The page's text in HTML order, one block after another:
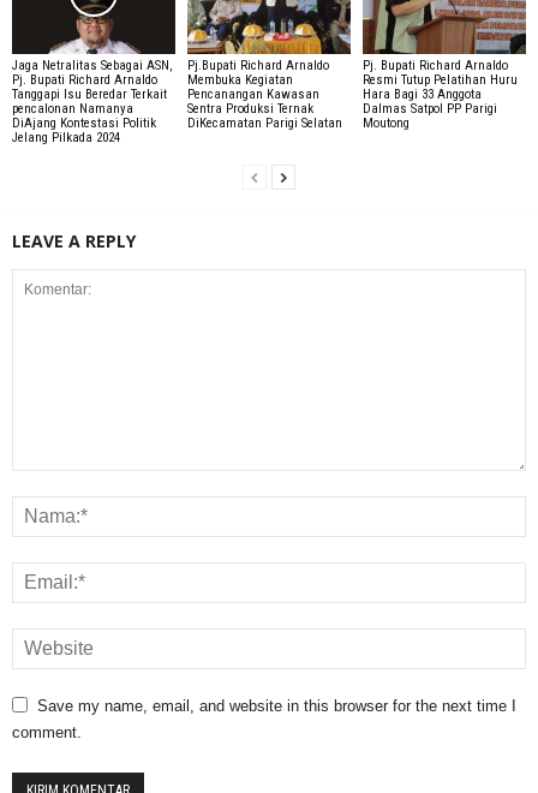
Jaga Netralitas Sebagai ASN,
Pj. Bupati Richard Arnaldo
Tanggapi Isu Beredar Terkait
pencalonan Namanya
DiAjang Kontestasi Politik
Jelang Pilkada 2024
Pj.Bupati Richard Arnaldo
Membuka Kegiatan
Pencanangan Kawasan
Sentra Produksi Ternak
DiKecamatan Parigi Selatan
Pj. Bupati Richard Arnaldo
Resmi Tutup Pelatihan Huru
Hara Bagi 33 Anggota
Dalmas Satpol PP Parigi
Moutong
LEAVE A REPLY
Save my name, email, and website in this browser for the next time I
comment.